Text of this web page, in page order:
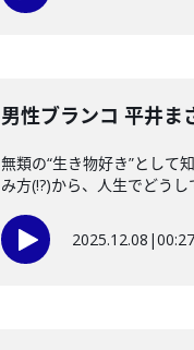
男性ブランコ 平井ま
無類の“生き物好き”として
み方(!?)から、人生でどう
2025.12.08 |